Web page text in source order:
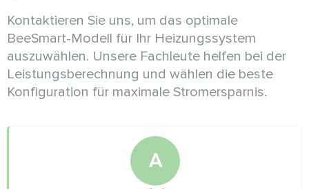
Kontaktieren Sie uns, um das optimale
BeeSmart-Modell für Ihr Heizungssystem
auszuwählen. Unsere Fachleute helfen bei der
Leistungsberechnung und wählen die beste
Konfiguration für maximale Stromersparnis.
A